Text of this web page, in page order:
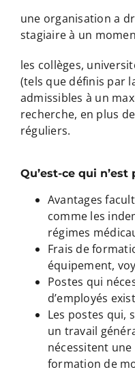
une organisation a
stagiaire à un
les collèges,
(tels que définis par
admissibles à un
recherche, en plus
réguliers.
Qu’est-ce qui
Avantages
comme les
régimes
Frais de
équipement,
Postes qui
d’employés
Les postes qui,
un travail
nécessitent
formation de